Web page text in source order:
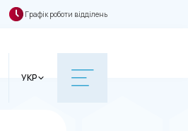
Графік роботи відділень
УКР